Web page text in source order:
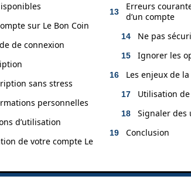
sur Le Bon Coin
de connexion
sans stress
personnelles
d’utilisation
de votre compte Le
Erreurs
d’un compte
Ne pas
Ignorer les
Les enjeux de
Utilisation
Signaler des
Conclusion